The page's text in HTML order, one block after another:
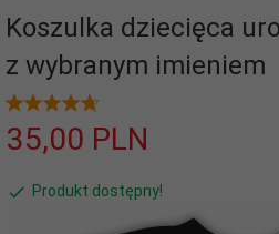
Koszulka dziecięca
z wybranym imieniem
35,00 PLN
Produkt dostępny!